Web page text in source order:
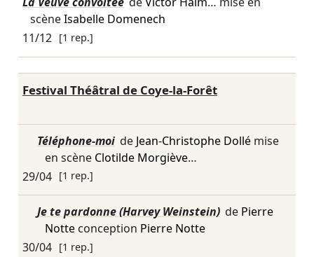
scèneIsabelle Domenech
11/12 [1 rep.]
Festival Théâtral de Coye-la-Forêt
Téléphone-moi de Jean-Christophe Dollémise
en scène Clotilde Morgiève…
29/04 [1 rep.]
Je te pardonne (Harvey Weinstein) de Pierre
Notteconception Pierre Notte
30/04 [1 rep.]